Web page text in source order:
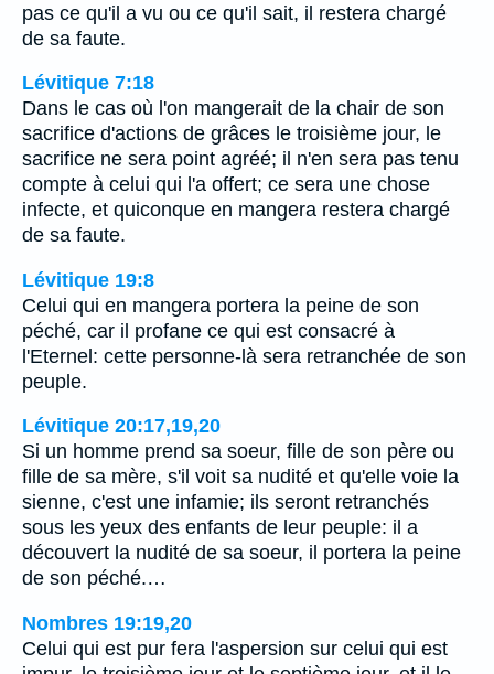
pas ce qu'il a vu ou ce qu'il sait, il restera chargé
de sa faute.
Lévitique 7:18
Dans le cas où l'on mangerait de la chair de son
sacrifice d'actions de grâces le troisième jour, le
sacrifice ne sera point agréé; il n'en sera pas tenu
compte à celui qui l'a offert; ce sera une chose
infecte, et quiconque en mangera restera chargé
de sa faute.
Lévitique 19:8
Celui qui en mangera portera la peine de son
péché, car il profane ce qui est consacré à
l'Eternel: cette personne-là sera retranchée de son
peuple.
Lévitique 20:17,19,20
Si un homme prend sa soeur, fille de son père ou
fille de sa mère, s'il voit sa nudité et qu'elle voie la
sienne, c'est une infamie; ils seront retranchés
sous les yeux des enfants de leur peuple: il a
découvert la nudité de sa soeur, il portera la peine
de son péché.…
Nombres 19:19,20
Celui qui est pur fera l'aspersion sur celui qui est